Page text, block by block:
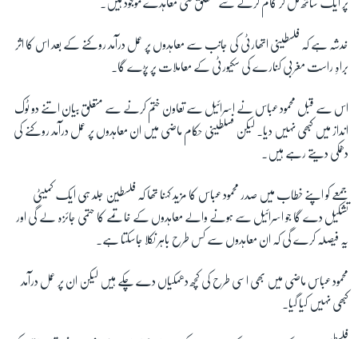
زبان
پر ایک ساتھ مل کر کام کرنے سے متعلق کئی معاہدے موجود ہیں۔
خدشہ ہے کہ فلسطینی اتھارٹی کی جانب سے معاہدوں پر عمل درآمد روکنے کے بعد اس کا اثر
براہِ راست مغربی کنارے کی سکیورٹی کے معاملات پر پڑے گا۔
اس سے قبل محمود عباس نے اسرائیل سے تعاون ختم کرنے سے متعلق بیان اتنے دو ٹوک
انداز میں کبھی نہیں دیا۔ لیکن فسلطینی حکام ماضی میں ان معاہدوں پر عمل درآمد روکنے کی
دھمکی دیتے رہے ہیں۔
جمعے کو اپنے خطاب میں صدر محمود عباس کا مزید کہنا تھا کہ فلسطین جلد ہی ایک کمیٹی
تشکیل دے گا جو اسرائیل سے ہونے والے معاہدوں کے خاتمے کا حتمی جائزہ لے گی اور
یہ فیصلہ کرے گی کہ ان معاہدوں سے کس طرح باہر نکلا جاسکتا ہے۔
محمود عباس ماضی میں بھی اسی طرح کی کچھ دھمکیاں دے چکے ہیں لیکن ان پر عمل درآمد
کبھی نہیں کیا گیا۔